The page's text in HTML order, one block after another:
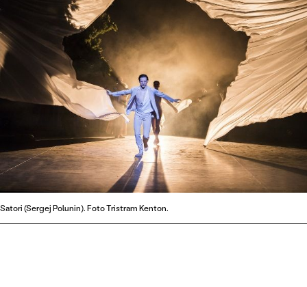
Satori (Sergej Polunin). Foto Tristram Kenton.